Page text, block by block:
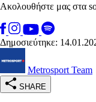
Ακολουθήστε μας στα
Δημοσιεύτηκε:
Metrosport Team
SHARE